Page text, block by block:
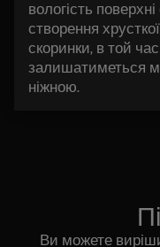
вологість
створення
скоринки, в той
залишатиметься
ніжною.
Ви можете